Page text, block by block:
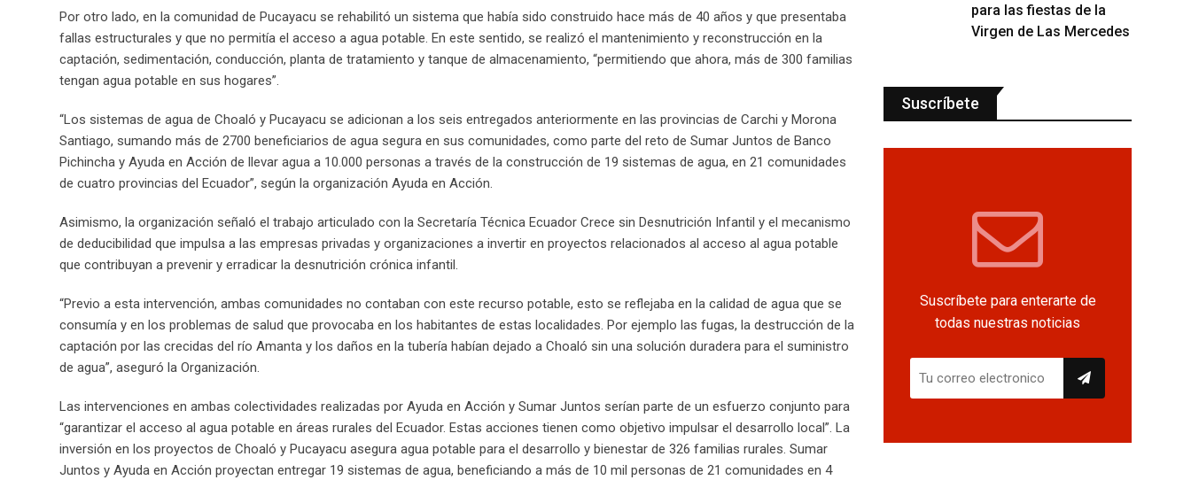
Por otro lado, en la comunidad de Pucayacu se rehabilitó un sistema que había sido construido hace más de 40 años y que presentaba
fallas estructurales y que no permitía el acceso a agua potable. En este sentido, se realizó el mantenimiento y reconstrucción en la
captación, sedimentación, conducción, planta de tratamiento y tanque de almacenamiento, “permitiendo que ahora, más de 300 familias
tengan agua potable en sus hogares”.
“Los sistemas de agua de Choaló y Pucayacu se adicionan a los seis entregados anteriormente en las provincias de Carchi y Morona
Santiago, sumando más de 2700 beneficiarios de agua segura en sus comunidades, como parte del reto de Sumar Juntos de Banco
Pichincha y Ayuda en Acción de llevar agua a 10.000 personas a través de la construcción de 19 sistemas de agua, en 21 comunidades
de cuatro provincias del Ecuador”, según la organización Ayuda en Acción.
Asimismo, la organización señaló el trabajo articulado con la Secretaría Técnica Ecuador Crece sin Desnutrición Infantil y el mecanismo
de deducibilidad que impulsa a las empresas privadas y organizaciones a invertir en proyectos relacionados al acceso al agua potable
que contribuyan a prevenir y erradicar la desnutrición crónica infantil.
“Previo a esta intervención, ambas comunidades no contaban con este recurso potable, esto se reflejaba en la calidad de agua que se
consumía y en los problemas de salud que provocaba en los habitantes de estas localidades. Por ejemplo las fugas, la destrucción de la
captación por las crecidas del río Amanta y los daños en la tubería habían dejado a Choaló sin una solución duradera para el suministro
de agua”, aseguró la Organización.
Las intervenciones en ambas colectividades realizadas por Ayuda en Acción y Sumar Juntos serían parte de un esfuerzo conjunto para
“garantizar el acceso al agua potable en áreas rurales del Ecuador. Estas acciones tienen como objetivo impulsar el desarrollo local”. La
inversión en los proyectos de Choaló y Pucayacu asegura agua potable para el desarrollo y bienestar de 326 familias rurales. Sumar
Juntos y Ayuda en Acción proyectan entregar 19 sistemas de agua, beneficiando a más de 10 mil personas de 21 comunidades en 4
para las fiestas de la
Virgen de Las Mercedes
Suscríbete
Suscríbete para enterarte de
todas nuestras noticias